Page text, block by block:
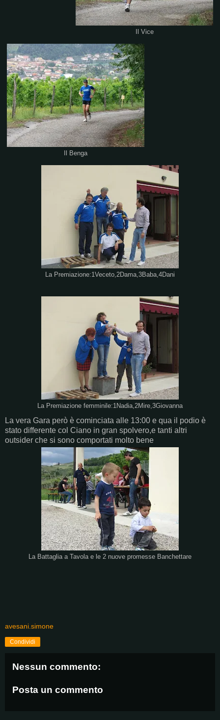
Il Vice
Il Benga
La Premiazione:1Veceto,2Dama,3Baba,4Dani
La Premiazione femminile:1Nadia,2Mire,3Giovanna
La vera Gara però è cominciata alle 13:00 e qua il podio è
stato differente col Ciano in gran spolvero,e tanti altri
outsider che si sono comportati molto bene
La Battaglia a Tavola e le 2 nuove promesse Banchettare
avesani.simone
Condividi
Nessun commento:
Posta un commento